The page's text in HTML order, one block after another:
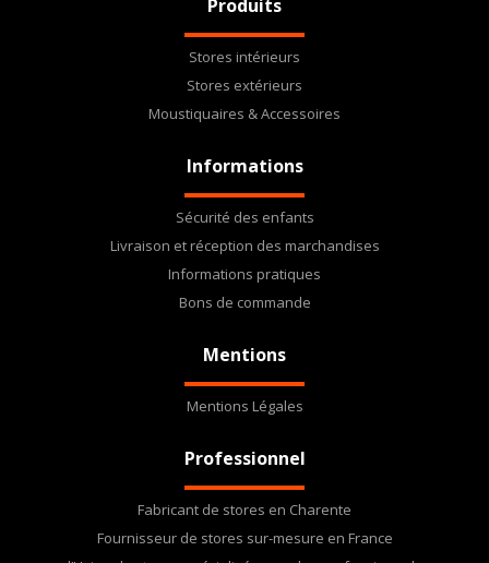
Produits
Stores intérieurs
Stores extérieurs
Moustiquaires & Accessoires
Informations
Sécurité des enfants
Livraison et réception des marchandises
Informations pratiques
Bons de commande
Mentions
Mentions Légales
Professionnel
Fabricant de stores en Charente
Fournisseur de stores sur-mesure en France